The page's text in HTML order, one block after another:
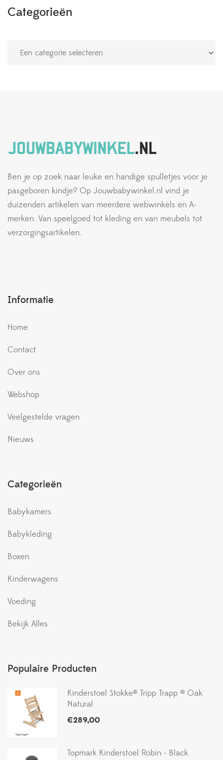
Categorieën
Ben je op zoek naar leuke en handige spulletjes voor je
pasgeboren kindje? Op Jouwbabywinkel.nl vind je
duizenden artikelen van meerdere webwinkels en A-
merken. Van speelgoed tot kleding en van meubels tot
verzorgingsartikelen.
Informatie
Home
Contact
Over ons
Webshop
Veelgestelde vragen
Nieuws
Categorieën
Babykamers
Babykleding
Boxen
Kinderwagens
Voeding
Bekijk Alles
Populaire Producten
Kinderstoel Stokke® Tripp Trapp ® Oak
Natural
€289,00
Topmark Kinderstoel Robin - Black